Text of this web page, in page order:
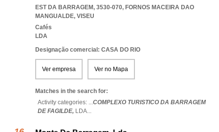
EST DA BARRAGEM, 3530-070, FORNOS MACEIRA DAO
MANGUALDE, VISEU
Cafés
LDA
Designação comercial: CASA DO RIO
Ver empresa Ver no Mapa
Matches in the search for:
Activity categories: ...COMPLEXO TURISTICO DA BARRAGEM
DE FAGILDE, LDA...